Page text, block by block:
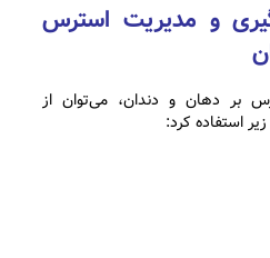
و مدیریت استرس
بر دهان و دندان، می‌توان از
استفاده کرد: